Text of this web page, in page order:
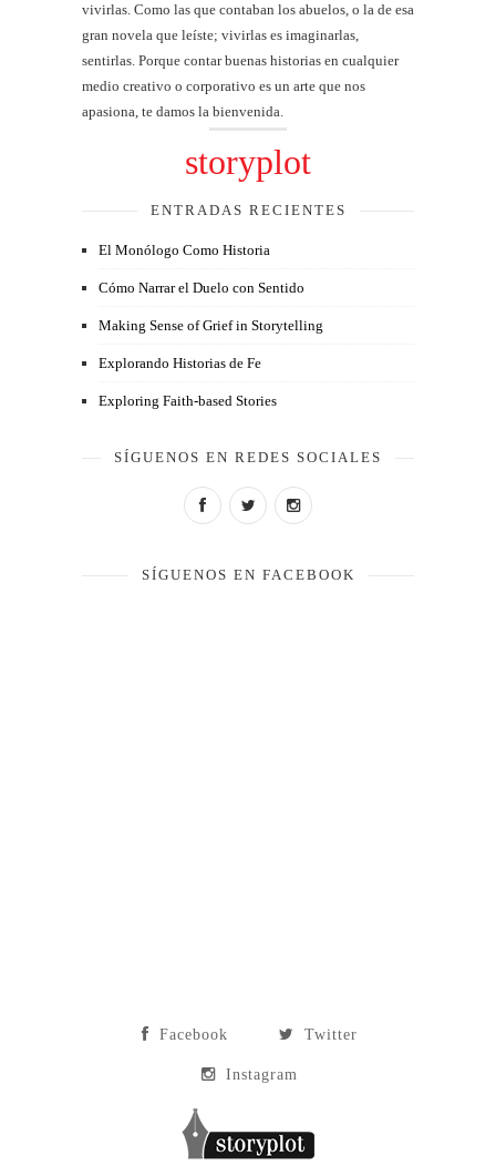
vivirlas. Como las que contaban los abuelos, o la de esa
gran novela que leíste; vivirlas es imaginarlas,
sentirlas. Porque contar buenas historias en cualquier
medio creativo o corporativo es un arte que nos
apasiona, te damos la bienvenida.
storyplot
ENTRADAS RECIENTES
El Monólogo Como Historia
Cómo Narrar el Duelo con Sentido
Making Sense of Grief in Storytelling
Explorando Historias de Fe
Exploring Faith-based Stories
SÍGUENOS EN REDES SOCIALES
SÍGUENOS EN FACEBOOK
Facebook Twitter
Instagram